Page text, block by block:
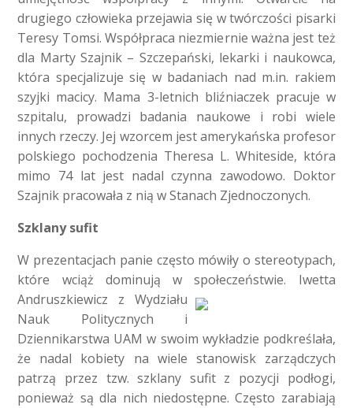
drugiego człowieka przejawia się w twórczości pisarki
Teresy Tomsi. Współpraca niezmiernie ważna jest też
dla Marty Szajnik – Szczepański, lekarki i naukowca,
która specjalizuje się w badaniach nad m.in. rakiem
szyjki macicy. Mama 3-letnich bliźniaczek pracuje w
szpitalu, prowadzi badania naukowe i robi wiele
innych rzeczy. Jej wzorcem jest amerykańska profesor
polskiego pochodzenia Theresa L. Whiteside, która
mimo 74 lat jest nadal czynna zawodowo. Doktor
Szajnik pracowała z nią w Stanach Zjednoczonych.
Szklany sufit
W prezentacjach panie często mówiły o stereotypach,
które wciąż dominują w społeczeństwie. Iwetta
Andruszkiewicz z Wydziału
Nauk Politycznych i
Dziennikarstwa UAM w swoim wykładzie podkreślała,
że nadal kobiety na wiele stanowisk zarządczych
patrzą przez tzw. szklany sufit z pozycji podłogi,
ponieważ są dla nich niedostępne. Często zarabiają